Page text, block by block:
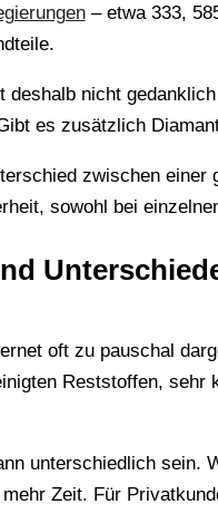
– etwa 333,
deshalb nicht
es zusätzlich
zwischen
sowohl bei
oft zu pauschal
Reststoffen, sehr
unterschiedlich sein.
Zeit. Für